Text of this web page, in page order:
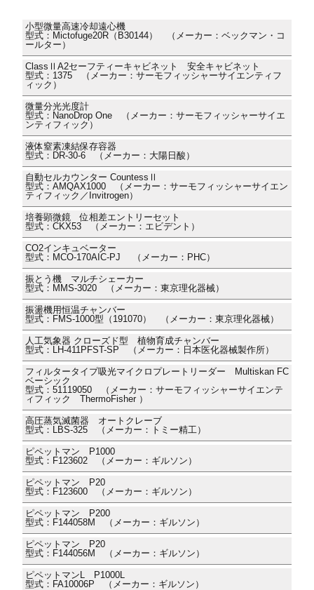
小型微量高速冷却遠心機
型式：Mictofuge20R（B30144） （メーカー：ベックマン・コ
ールター）
ClassⅡA2セーフティーキャビネット 安全キャビネット
型式：1375 （メーカー：サーモフィッシャーサイエンティフ
ィック）
微量分光光度計
型式：NanoDrop One （メーカー：サーモフィッシャーサイエ
ンティフィック）
液体窒素凍結保存容器
型式：DR-30-6 （メーカー：大陽日酸）
自動セルカウンター CountessⅡ
型式：AMQAX1000 （メーカー：サーモフィッシャーサイエン
ティフィック／Invitrogen）
培養顕微鏡 位相差エントリーセット
型式：CKX53 （メーカー：エビデント）
CO2インキュベーター
型式：MCO-170AIC-PJ （メーカー：PHC）
振とう機 マルチシェーカー
型式：MMS-3020 （メーカー：東京理化器械）
振盪機用恒温チャンバー
型式：FMS-1000型（191070） （メーカー：東京理化器械）
人工気象器 クローズド型 植物育成チャンバー
型式：LH-411PFST-SP （メーカー：日本医化器械製作所）
フィルタータイプ吸光マイクロプレートリーダー Multiskan FC
ベーシック
型式：51119050 （メーカー：サーモフィッシャーサイエンテ
ィフィック ThermoFisher ）
高圧蒸気滅菌器 オートクレーブ
型式：LBS-325 （メーカー：トミー精工）
ピペットマン P1000
型式：F123602 （メーカー：ギルソン）
ピペットマン P20
型式：F123600 （メーカー：ギルソン）
ピペットマン P200
型式：F144058M （メーカー：ギルソン）
ピペットマン P20
型式：F144056M （メーカー：ギルソン）
ピペットマンL P1000L
型式：FA10006P （メーカー：ギルソン）